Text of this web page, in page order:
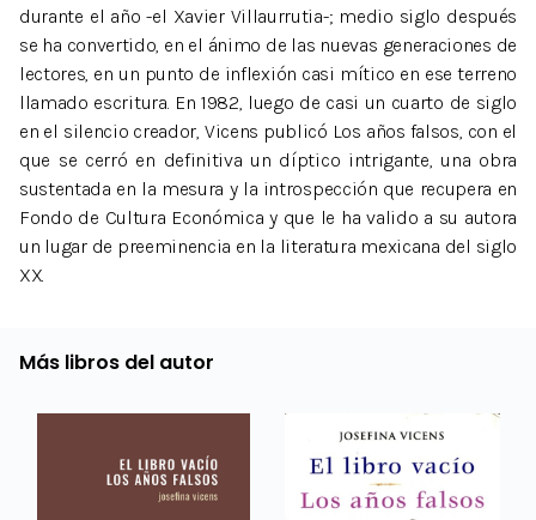
durante el año -el Xavier Villaurrutia-; medio siglo después
se ha convertido, en el ánimo de las nuevas generaciones de
lectores, en un punto de inflexión casi mítico en ese terreno
llamado escritura. En 1982, luego de casi un cuarto de siglo
en el silencio creador, Vicens publicó Los años falsos, con el
que se cerró en definitiva un díptico intrigante, una obra
sustentada en la mesura y la introspección que recupera en
Fondo de Cultura Económica y que le ha valido a su autora
un lugar de preeminencia en la literatura mexicana del siglo
XX.
Más libros del autor